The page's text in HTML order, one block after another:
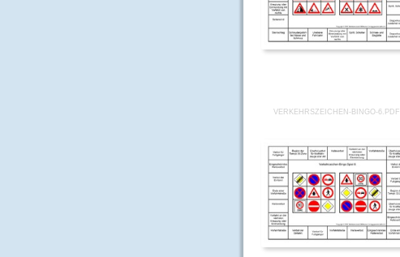
VERKEHRSZEICHEN-BINGO-6.PDF